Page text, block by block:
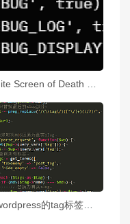
将wordpress的tag标签默认的 encodeURI() 函数模式转换为MD5,让tag标签链接更方便被搜索引擎收灵。